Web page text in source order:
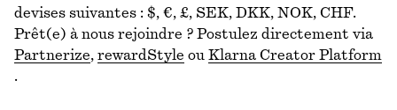
devises suivantes : $, €, £, SEK, DKK, NOK, CHF.
Prêt(e) à nous rejoindre ? Postulez directement via
Partnerize, rewardStyle ou Klarna Creator Platform
.